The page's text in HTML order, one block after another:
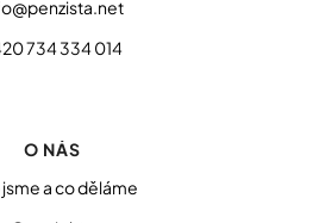
734 334 014
O NÁS
a co děláme